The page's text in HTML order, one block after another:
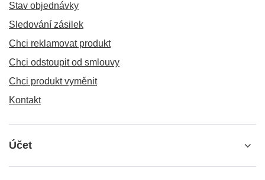
Stav objednávky
Sledování zásilek
Chci reklamovat produkt
Chci odstoupit od smlouvy
Chci produkt vyměnit
Kontakt
Účet